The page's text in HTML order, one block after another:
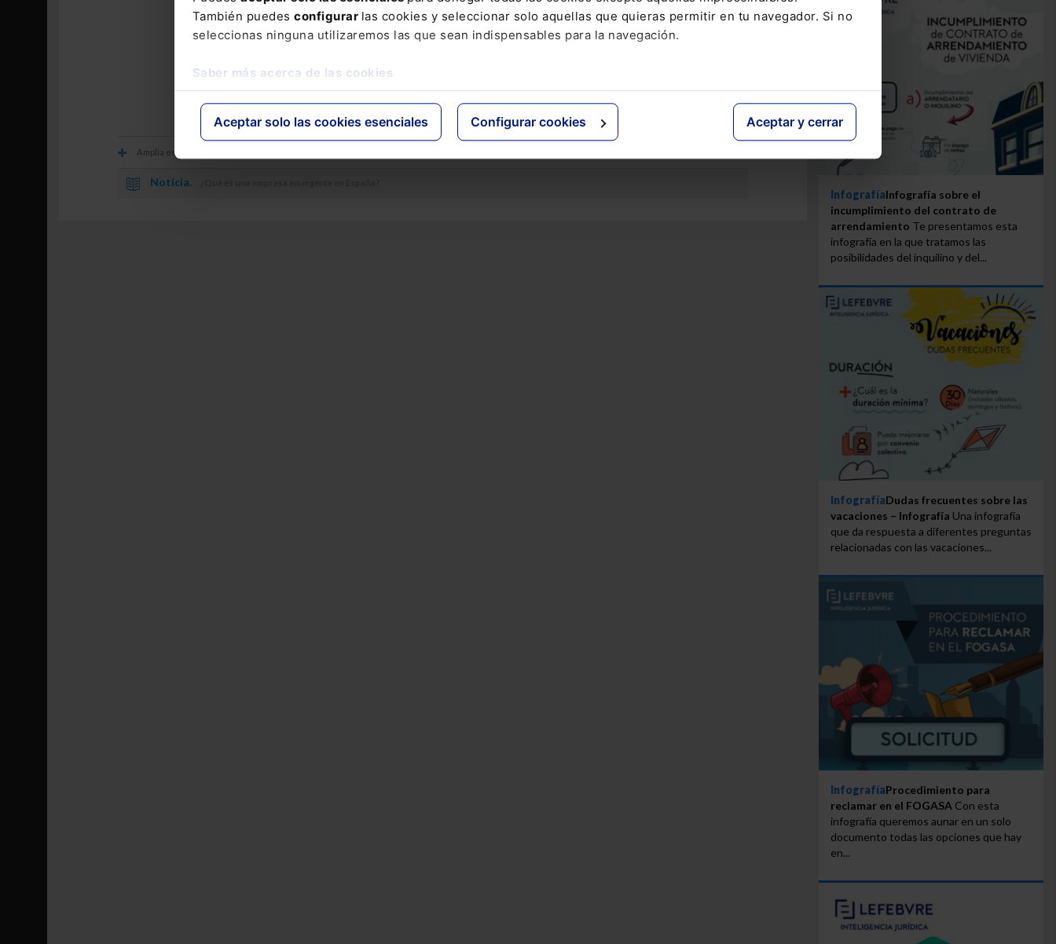
También puedes configurar las cookies y seleccionar solo aquellas que quieras permitir en tu navegador. Si no
seleccionas ninguna utilizaremos las que sean indispensables para la navegación.
Saber más acerca de las cookies
Aceptar solo las cookies esenciales Configurar cookies Aceptar y cerrar
Los comentarios están cerrados
Amplía esta información con
Noticia.
InfografíaInfografía sobre el
incumplimiento del contrato de
arrendamiento Te presentamos esta
infografía en la que tratamos las
posibilidades del inquilino y del...
InfografíaDudas frecuentes sobre las
vacaciones – Infografía Una infografía
que da respuesta a diferentes preguntas
relacionadas con las vacaciones...
InfografíaProcedimiento para
reclamar en el FOGASA Con esta
infografía queremos aunar en un solo
documento todas las opciones que hay
en...